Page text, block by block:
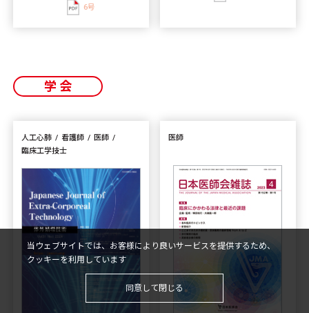
6号
学会
人工心肺 看護師
医師
臨床工学技士
医師
当ウェブサイトでは、お客様により良いサービスを提供するため、
クッキーを利用しています
同意して閉じる